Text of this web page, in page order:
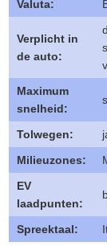
Valuta:
Verplicht in
de auto:
Maximum
snelheid:
Tolwegen:
Milieuzones:
EV
laadpunten:
Spreektaal: